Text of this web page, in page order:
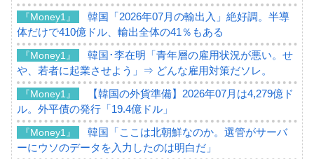
『Money1』
韓国「2026年07月の輸出入」絶好調。半導
体だけで410億ドル、輸出全体の41％もある
『Money1』
韓国･李在明「青年層の雇用状況が悪い。せ
や、若者に起業させよう」⇒ どんな雇用対策だソレ。
『Money1』
【韓国の外貨準備】2026年07月は4,279億ド
ル。外平債の発行「19.4億ドル」
『Money1』
韓国「ここは北朝鮮なのか。選管がサーバ
ーにウソのデータを入力したのは明白だ」